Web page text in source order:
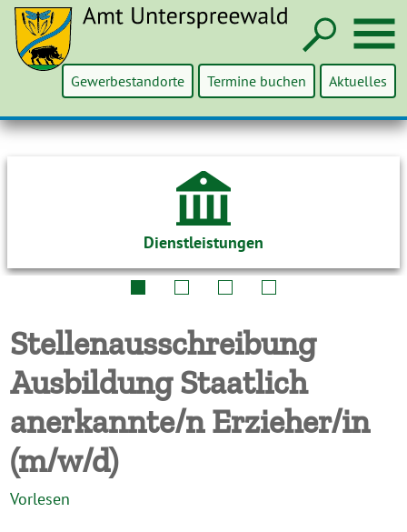
Gewerbestandorte Termine buchen Aktuelles
Dienstleistungen
Stellenausschreibung
Ausbildung Staatlich
anerkannte/n Erzieher/in
(m/w/d)
Vorlesen